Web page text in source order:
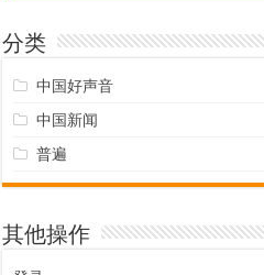
分类
中国好声音
中国新闻
普遍
其他操作